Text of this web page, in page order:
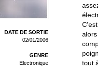
DATE DE SORTIE
02/01/2006
GENRE
Electronique
tout